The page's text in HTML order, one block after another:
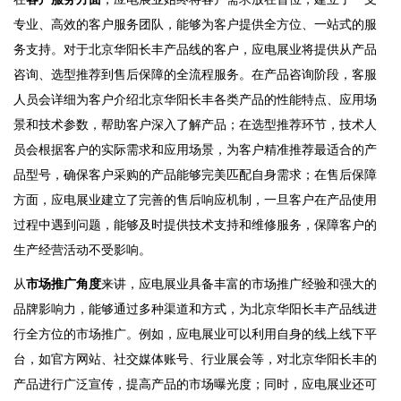
专业、高效的客户服务团队，能够为客户提供全方位、一站式的服
务支持。对于北京华阳长丰产品线的客户，应电展业将提供从产品
咨询、选型推荐到售后保障的全流程服务。在产品咨询阶段，客服
人员会详细为客户介绍北京华阳长丰各类产品的性能特点、应用场
景和技术参数，帮助客户深入了解产品；在选型推荐环节，技术人
员会根据客户的实际需求和应用场景，为客户精准推荐最适合的产
品型号，确保客户采购的产品能够完美匹配自身需求；在售后保障
方面，应电展业建立了完善的售后响应机制，一旦客户在产品使用
过程中遇到问题，能够及时提供技术支持和维修服务，保障客户的
生产经营活动不受影响。
从市场推广角度来讲，应电展业具备丰富的市场推广经验和强大的
品牌影响力，能够通过多种渠道和方式，为北京华阳长丰产品线进
行全方位的市场推广。例如，应电展业可以利用自身的线上线下平
台，如官方网站、社交媒体账号、行业展会等，对北京华阳长丰的
产品进行广泛宣传，提高产品的市场曝光度；同时，应电展业还可